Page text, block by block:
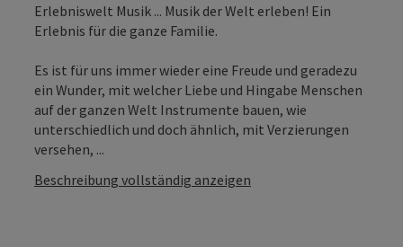
Erlebniswelt Musik ... Musik der Welt erleben! Ein
Erlebnis für die ganze Familie.
Es ist für uns immer wieder eine Freude und geradezu
ein Wunder, mit welcher Liebe und Hingabe Menschen
auf der ganzen Welt Instrumente bauen, wie
unterschiedlich und doch ähnlich, mit Verzierungen
versehen, ...
Beschreibung vollständig anzeigen